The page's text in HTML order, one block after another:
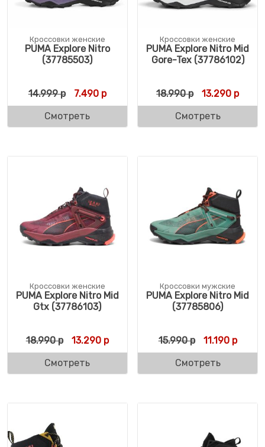
Кроссовки женские
PUMA Explore Nitro
(37785503)
14.999р Первоначальная цена составляла 14.999
7.490рТекущая цена: 7.490 р.
Смотреть
Кроссовки женские
PUMA Explore Nitro Mid
Gore-Tex (37786102)
18.990р 13.290 р
Смотреть
Кроссовки женские
PUMA Explore Nitro Mid
Gtx (37786103)
18.990р Первоначальная цена составляла 18.990
13.290рТекущая цена: 13.290 р.
Смотреть
Кроссовки мужские
PUMA Explore Nitro Mid
(37785806)
15.990р 11.190р
Смотреть